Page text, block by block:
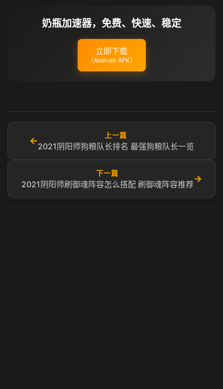
奶瓶加速器，免费、快速、稳定
立即下载
（Android APK）
←
上一篇
2021阴阳师狗粮队长排名 最强狗粮队长一览
下一篇
2021阴阳师刷御魂阵容怎么搭配 刷御魂阵容推荐
→